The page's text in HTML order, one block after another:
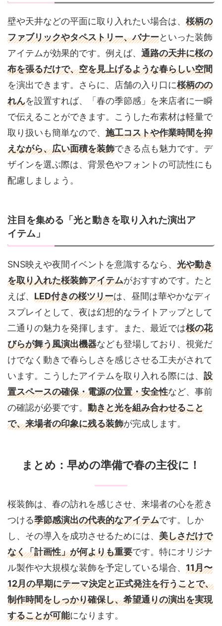
壁や天井などの平面に取り入れたい場合は、 桜柄の
ファブリックやタペストリー、バナーといった装飾
アイテムが効果的です。例えば、 通路の天井に桜の
布を張るだけで、空を見上げるような春らしい空間
を演出できます。さらに、店舗の入り口に桜柄のの
れんを設置すれば、「春の季節感」を来店者に一瞬
で伝えることができます。こうした布素材は軽量で
取り扱いも簡単なので、 施工コストや作業時間を抑
えながら、広い面積を装飾できる点も魅力です。デ
ザインを選ぶ際は、背景色やフォントの可読性にも
配慮しましょう。
注目を集める「光と動きを取り入れた演出ア
イテム」
SNS映えや夜間イベントを意識するなら、 光や動き
を取り入れた桜装飾アイテムがおすすめです。たと
えば、 LED付きの桜ツリーは、昼間は華やかなディ
スプレイとして、夜は幻想的なライトアップとして
二通りの魅力を発揮します。また、最近では桜の花
びらが舞う風演出機器なども登場しており、視覚だ
けでなく動きで春らしさを感じさせる工夫がされて
います。こうしたアイテムを取り入れる際には、 設
置スペースの確保・電源の位置・安全性など、事前
の確認が必要です。 動きと光を組み合わせること
で、来場者の印象に残る装飾が完成します。
まとめ：早めの準備で春の主役に！
桜装飾は、春の訪れを感じさせ、来場者の心を惹き
つける季節感演出の代表的なアイテムです。しか
し、その導入を成功させるためには、 美しさだけで
なく「計画性」が何よりも重要です。特にオリジナ
ル製作や大規模な装飾を予定している場合、 11月〜
12月の早期にテーマ決定と正式発注を行うことで、
制作時間をしっかり確保し、希望通りの演出を実現
することが可能になります。